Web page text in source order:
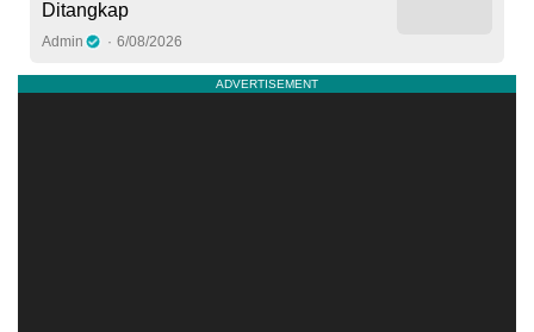
Ditangkap
Admin 6/08/2026